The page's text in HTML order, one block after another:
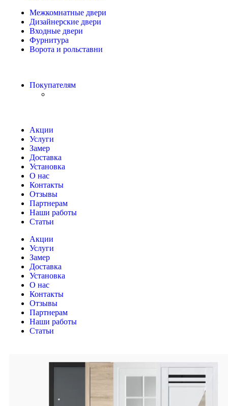
Межкомнатные двери
Дизайнерские двери
Входные двери
Фурнитура
Ворота и рольставни
Покупателям
Акции
Услуги
Замер
Доставка
Установка
О нас
Контакты
Отзывы
Партнерам
Наши работы
Статьи
Акции
Услуги
Замер
Доставка
Установка
О нас
Контакты
Отзывы
Партнерам
Наши работы
Статьи
КОНТАКТЫ